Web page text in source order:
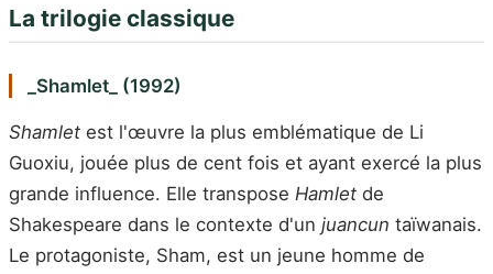
La trilogie classique
_Shamlet_ (1992)
Shamlet est l'œuvre la plus emblématique de Li
Guoxiu, jouée plus de cent fois et ayant exercé la plus
grande influence. Elle transpose Hamlet de
Shakespeare dans le contexte d'un juancun taïwanais.
Le protagoniste, Sham, est un jeune homme de